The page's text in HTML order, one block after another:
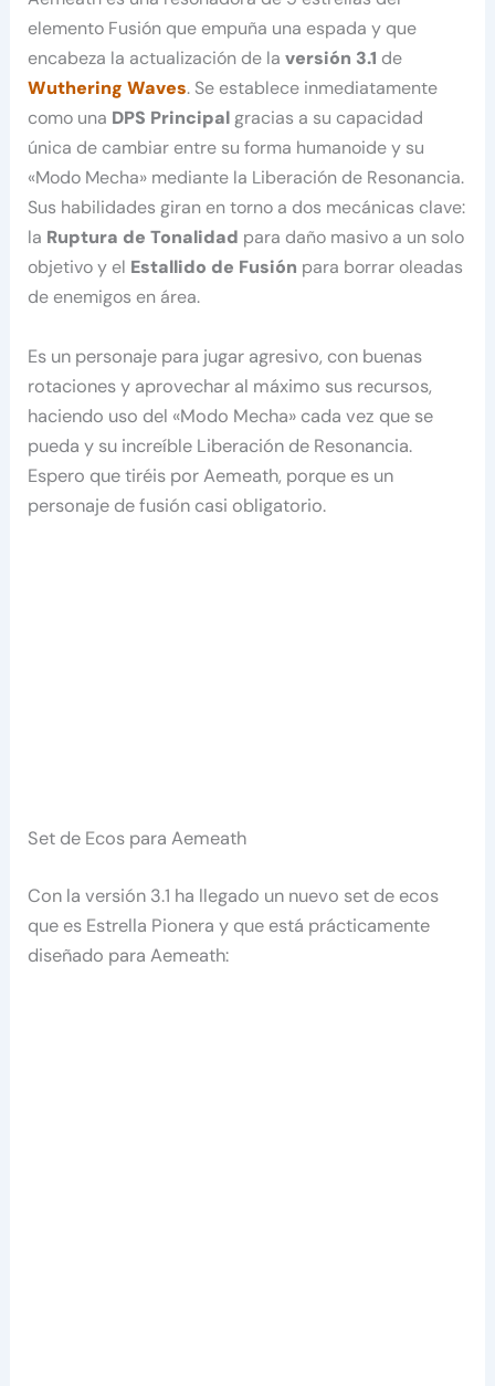
elemento Fusión que empuña una espada y que
encabeza la actualización de laversión 3.1 de
Wuthering Waves. Se establece inmediatamente
como una DPS Principalgracias a su capacidad
única de cambiar entre su forma humanoide y su
«Modo Mecha» mediante la Liberación de Resonancia.
Sus habilidades giran en torno a dos mecánicas clave:
la Ruptura de Tonalidad para daño masivo a un solo
objetivo y el Estallido de Fusión para borrar oleadas
de enemigos en área.
Es un personaje para jugar agresivo, con buenas
rotaciones y aprovechar al máximo sus recursos,
haciendo uso del «Modo Mecha» cada vez que se
pueda y su increíble Liberación de Resonancia.
Espero que tiréis por Aemeath, porque es un
personaje de fusión casi obligatorio.
Set de Ecos para Aemeath
Con la versión 3.1 ha llegado un nuevo set de ecos
que es Estrella Pionera y que está prácticamente
diseñado para Aemeath: